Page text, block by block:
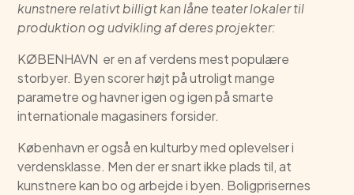
kunstnere relativt billigt kan låne teater lokaler til
produktion og udvikling af deres projekter:
KØBENHAVN er en af verdens mest populære
storbyer. Byen scorer højt på utroligt mange
parametre og havner igen og igen på smarte
internationale magasiners forsider.
København er også en kulturby med oplevelser i
verdensklasse. Men der er snart ikke plads til, at
kunstnere kan bo og arbejde i byen. Boligprisernes